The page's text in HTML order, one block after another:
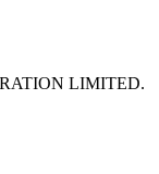
LIMITED.